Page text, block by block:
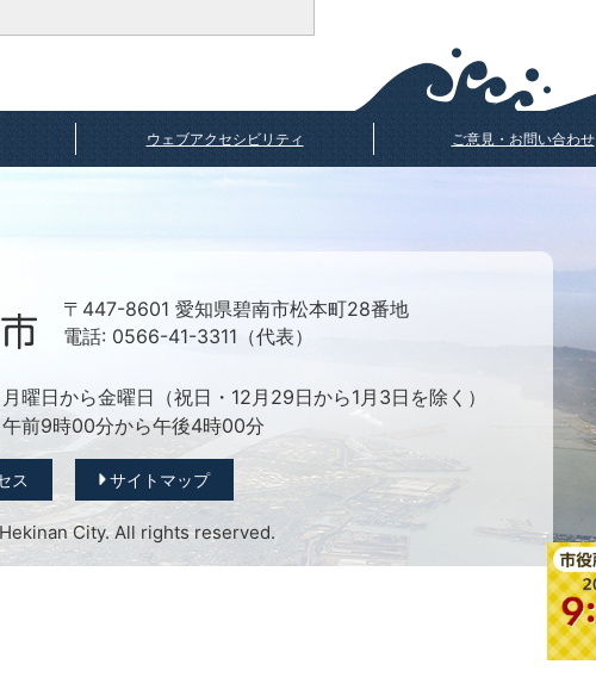
ウェブアクセシビリティ ご意見・お問い合わせ
〒447-8601 愛知県碧南市松本町28番地
電話: 0566-41-3311（代表）
月曜日から金曜日（祝日・12月29日から1月3日を除く）
午前9時00分から午後4時00分
ス サイトマップ
City. All rights reserved.